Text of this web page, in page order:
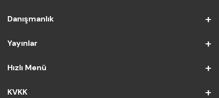
Danışmanlık
Yayınlar
Hızlı Menü
KVKK